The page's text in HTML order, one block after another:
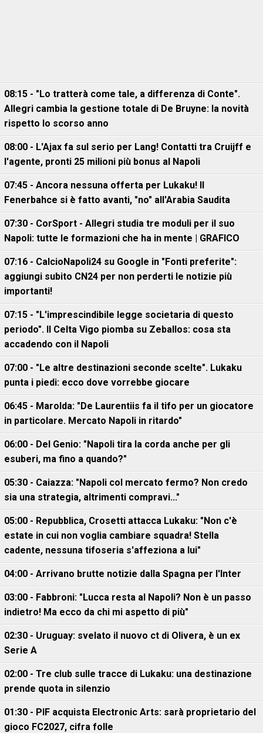
08:15 - "Lo tratterà come tale, a differenza di Conte".
Allegri cambia la gestione totale di De Bruyne: la novità
rispetto lo scorso anno
08:00 - L'Ajax fa sul serio per Lang! Contatti tra Cruijff e
l'agente, pronti 25 milioni più bonus al Napoli
07:45 - Ancora nessuna offerta per Lukaku! Il
Fenerbahce si è fatto avanti, "no" all'Arabia Saudita
07:30 - CorSport - Allegri studia tre moduli per il suo
Napoli: tutte le formazioni che ha in mente | GRAFICO
07:16 - CalcioNapoli24 su Google in "Fonti preferite":
aggiungi subito CN24 per non perderti le notizie più
importanti!
07:15 - "L'imprescindibile legge societaria di questo
periodo". Il Celta Vigo piomba su Zeballos: cosa sta
accadendo con il Napoli
07:00 - "Le altre destinazioni seconde scelte". Lukaku
punta i piedi: ecco dove vorrebbe giocare
06:45 - Marolda: "De Laurentiis fa il tifo per un giocatore
in particolare. Mercato Napoli in ritardo"
06:00 - Del Genio: "Napoli tira la corda anche per gli
esuberi, ma fino a quando?"
05:30 - Caiazza: "Napoli col mercato fermo? Non credo
sia una strategia, altrimenti compravi..."
05:00 - Repubblica, Crosetti attacca Lukaku: "Non c'è
estate in cui non voglia cambiare squadra! Stella
cadente, nessuna tifoseria s'affeziona a lui"
04:00 - Arrivano brutte notizie dalla Spagna per l'Inter
03:00 - Fabbroni: "Lucca resta al Napoli? Non è un passo
indietro! Ma ecco da chi mi aspetto di più"
02:30 - Uruguay: svelato il nuovo ct di Olivera, è un ex
Serie A
02:00 - Tre club sulle tracce di Lukaku: una destinazione
prende quota in silenzio
01:30 - PIF acquista Electronic Arts: sarà proprietario del
gioco FC2027, cifra folle